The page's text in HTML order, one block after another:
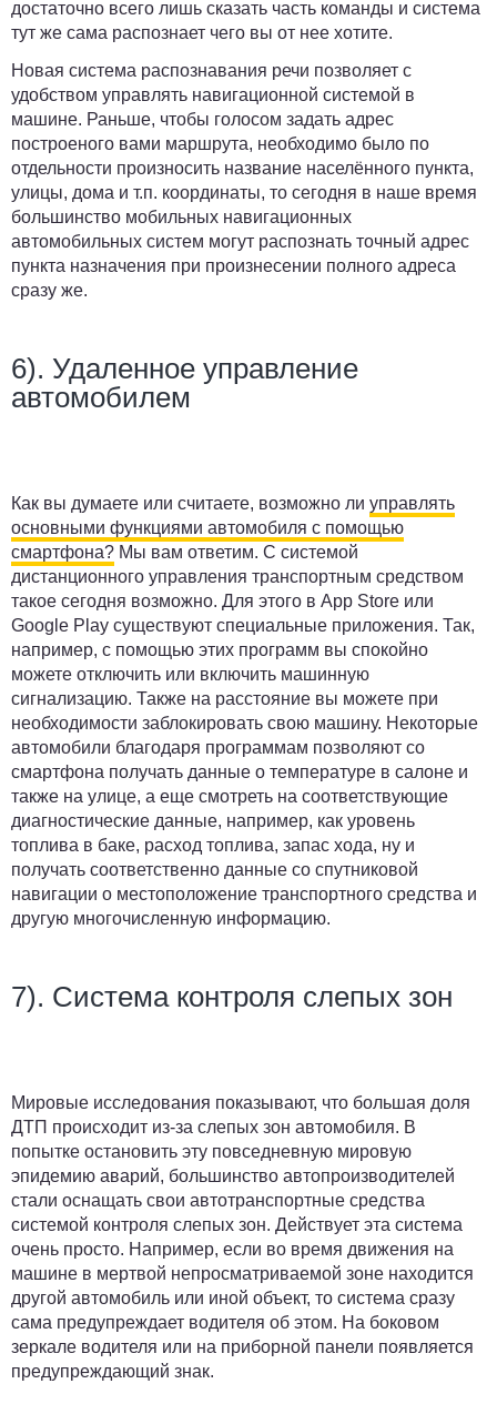
достаточно всего лишь сказать часть команды и система
тут же сама распознает чего вы от нее хотите.
Новая система распознавания речи позволяет с
удобством управлять навигационной системой в
машине. Раньше, чтобы голосом задать адрес
построеного вами маршрута, необходимо было по
отдельности произносить название населённого пункта,
улицы, дома и т.п. координаты, то сегодня в наше время
большинство мобильных навигационных
автомобильных систем могут распознать точный адрес
пункта назначения при произнесении полного адреса
сразу же.
6). Удаленное управление
автомобилем
Как вы думаете или считаете, возможно ли управлять
основными функциями автомобиля с помощью
смартфона? Мы вам ответим. С системой
дистанционного управления транспортным средством
такое сегодня возможно. Для этого в App Store или
Google Play существуют специальные приложения. Так,
например, с помощью этих программ вы спокойно
можете отключить или включить машинную
сигнализацию. Также на расстояние вы можете при
необходимости заблокировать свою машину. Некоторые
автомобили благодаря программам позволяют со
смартфона получать данные о температуре в салоне и
также на улице, а еще смотреть на соответствующие
диагностические данные, например, как уровень
топлива в баке, расход топлива, запас хода, ну и
получать соответственно данные со спутниковой
навигации о местоположение транспортного средства и
другую многочисленную информацию.
7). Система контроля слепых зон
Мировые исследования показывают, что большая доля
ДТП происходит из-за слепых зон автомобиля. В
попытке остановить эту повседневную мировую
эпидемию аварий, большинство автопроизводителей
стали оснащать свои автотранспортные средства
системой контроля слепых зон. Действует эта система
очень просто. Например, если во время движения на
машине в мертвой непросматриваемой зоне находится
другой автомобиль или иной объект, то система сразу
сама предупреждает водителя об этом. На боковом
зеркале водителя или на приборной панели появляется
предупреждающий знак.